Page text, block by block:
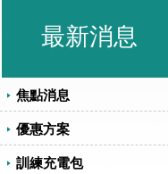
最新消息
焦點消息
優惠方案
訓練充電包